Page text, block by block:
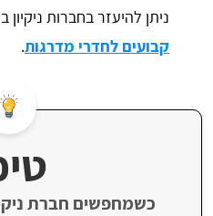
ניתן להיעזר בחברות
קבועים לחדרי מדרגות.
כשמחפשים חברת